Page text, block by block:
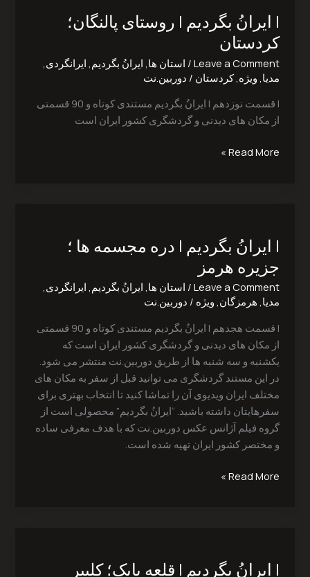
| ایرانُ بگردیم | روستای پالنگان؛
کردستان
Leave a Comment
/ استان ها ایرانُ بگردیم ایرانگردی
مدیا ویژه ,کردستان / دوربین.نت
| قسمت نوزدهم | ایرانُ بگردیم مستندی کوتاه و 90 قسمتی
از مکان های دیدنی و گردشگری کشور ایران است
بگردیم
|
روستای
پالنگان؛
کردستان
Read More »
| ایرانُ بگردیم | دره مجسمه ها ؛
جزیره هرمز
Leave a Comment
/ استان ها, ایرانُ بگردیم, ایرانگردی,
مدیا, هرمزگان, ویژه / دوربین.نت
| قسمت هجدهم | ایرانُ بگردیم مستندی کوتاه و 90 قسمتی
از مکان های دیدنی و گردشگری کشور ایران است که
یکشنبه و سه شنبه ها از طریق دوربین.نت منتشر می شود.
در این مستند گردشگری می توانید قبل از سفر به مکان های
مختلف ایران ویدیوی آن را تماشا کنید تا انتخاب بهتری برای
سفرهایتان داشته باشید. “ایرانُ بگردیم” محصولی است از
گروه فیلم آژانس عکس دوربین.نت که با هدف معرفی ساده
و مختصر کشور ایران تهیه شده است.
بگردیم
دره
مجسمه
ها
؛
جزیره
هرمز
Read More »
| ایرانُ بگردیم | قلعه بابک؛ کلیبر
بگردیم